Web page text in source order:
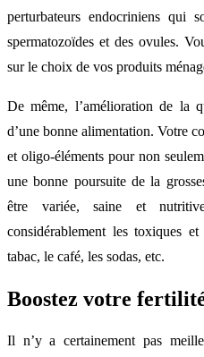
perturbateurs endocriniens qui
spermatozoïdes et des ovules.
sur le choix de vos produits
De même, l’amélioration de la
d’une bonne alimentation. Votre
et oligo-éléments pour non
une bonne poursuite de la
être variée, saine et
considérablement les toxiques
tabac, le café, les sodas, etc.
Boostez votre
Il n’y a certainement pas